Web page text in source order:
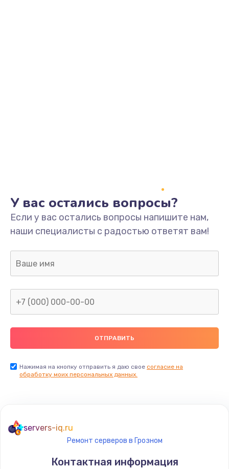
У вас остались вопросы?
Если у вас остались вопросы напишите нам,
наши специалисты с радостью ответят вам!
Нажимая на кнопку отправить я даю свое согласие на
обработку моих персональных данных.
servers-iq.ru
Ремонт серверов в Грозном
Контактная информация